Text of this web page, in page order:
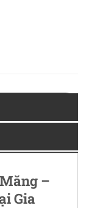
–
Gia